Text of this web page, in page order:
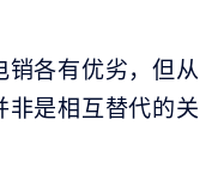
销各有优劣，但从
是相互替代的关